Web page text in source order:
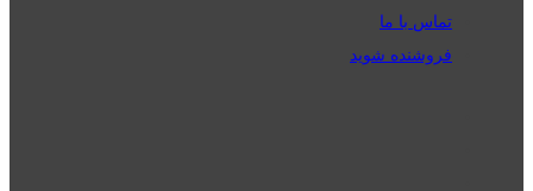
تماس با ما
فروشنده شوید